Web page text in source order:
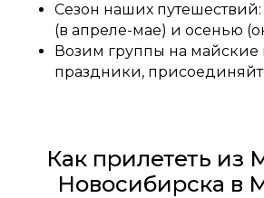
Сезон наших
(в апреле-мае) и осенью
Возим группы на майские
праздники,
Как прилететь из
Новосибирска в